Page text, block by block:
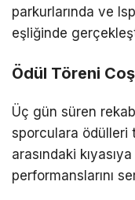
parkurlarında ve
eşliğinde
Ödül Töreni
Üç gün süren
sporculara ödülleri
arasındaki
performanslarını